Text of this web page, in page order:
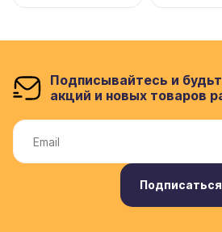
Подписывайтесь и
акций и новых товаров
Подписаться